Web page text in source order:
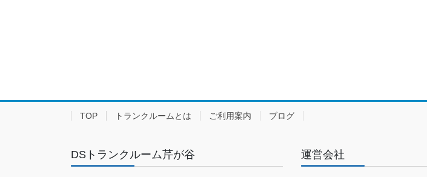
TOP トランクルームとは ご利用案内 ブログ
DSトランクルーム芹が谷 運営会社